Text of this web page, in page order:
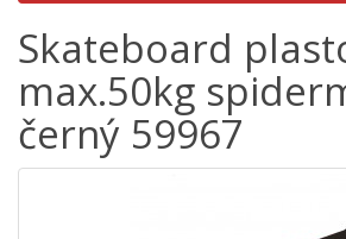
Skateboard
max.50kg
černý 59967